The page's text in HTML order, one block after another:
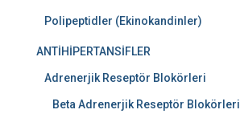
Polipeptidler (Ekinokandinler)
ANTİHİPERTANSİFLER
Adrenerjik Reseptör Blokörleri
Beta Adrenerjik Reseptör Blokörleri